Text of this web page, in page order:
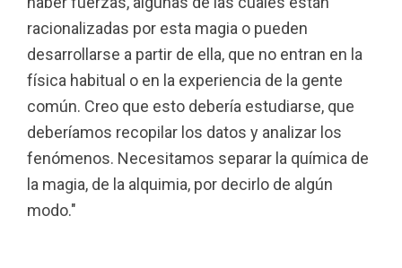
racionalizadas por esta magia o pueden
desarrollarse a partir de ella, que no entran en la
física habitual o en la experiencia de la gente
común. Creo que esto debería estudiarse, que
deberíamos recopilar los datos y analizar los
fenómenos. Necesitamos separar la química de
la magia, de la alquimia, por decirlo de algún
modo."